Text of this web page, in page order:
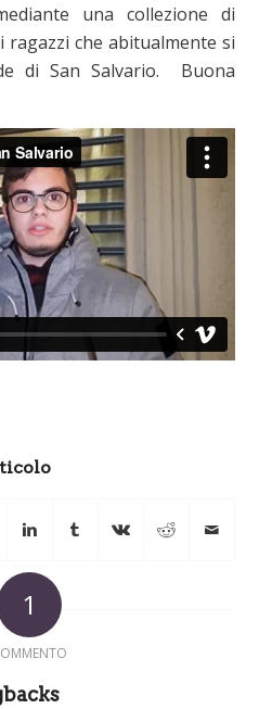
una collezione di
che abitualmente si
di San Salvario. Buona
1